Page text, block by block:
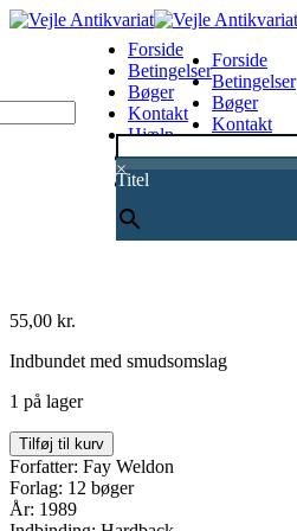
×
Titel
Forside
Betingelser
Bøger
Kontakt
Hjælp
0
Forside
Betingelser
Bøger
Kontakt
55,00 kr.
Indbundet med smudsomslag
1 på lager
Mænds
liv
og
hjerter
antal
Tilføj til kurv
Forfatter: Fay Weldon
Forlag: 12 bøger
År: 1989